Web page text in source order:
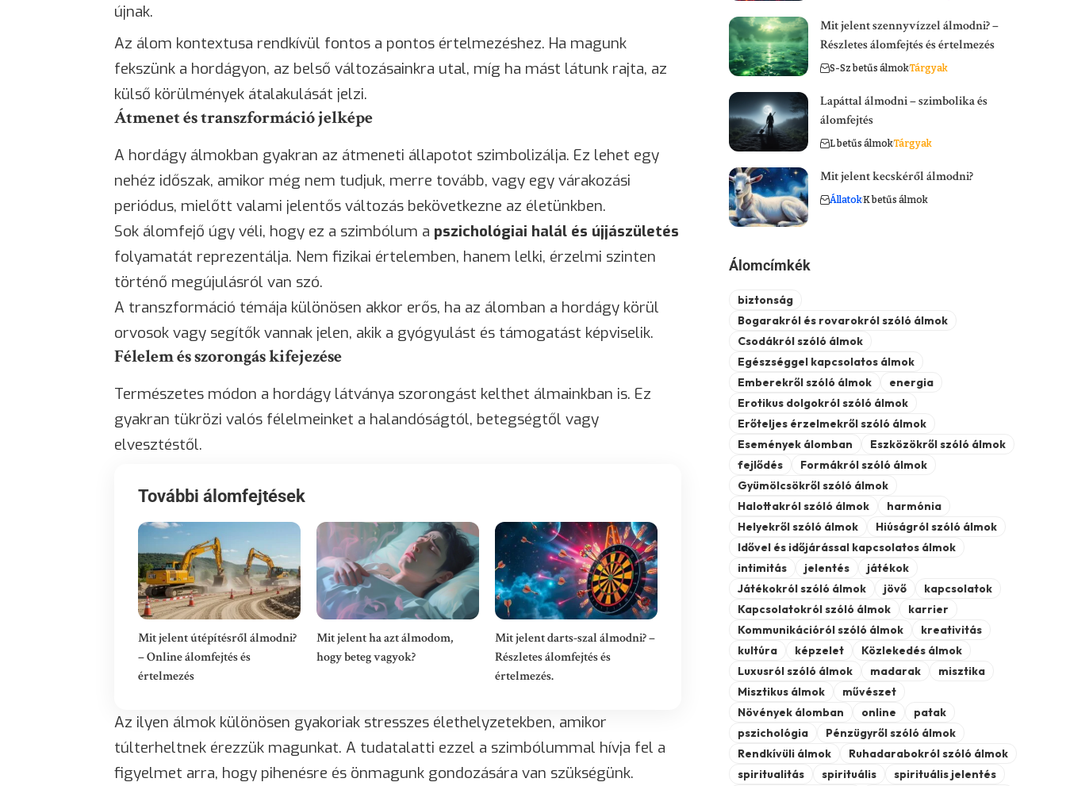
újnak.
Az álom kontextusa rendkívül fontos a pontos értelmezéshez. Ha magunk
fekszünk a hordágyon, az belső változásainkra utal, míg ha mást látunk rajta, az
külső körülmények átalakulását jelzi.
Átmenet és transzformáció jelképe
A hordágy álmokban gyakran az átmeneti állapotot szimbolizálja. Ez lehet egy
nehéz időszak, amikor még nem tudjuk, merre tovább, vagy egy várakozási
periódus, mielőtt valami jelentős változás bekövetkezne az életünkben.
Sok álomfejő úgy véli, hogy ez a szimbólum a pszichológiai halál és újjászületés
folyamatát reprezentálja. Nem fizikai értelemben, hanem lelki, érzelmi szinten
történő megújulásról van szó.
A transzformáció témája különösen akkor erős, ha az álomban a hordágy körül
orvosok vagy segítők vannak jelen, akik a gyógyulást és támogatást képviselik.
Félelem és szorongás kifejezése
Természetes módon a hordágy látványa szorongást kelthet álmainkban is. Ez
gyakran tükrözi valós félelmeinket a halandóságtól, betegségtől vagy
elvesztéstől.
További álomfejtések
Mit jelent útépítésről álmodni?
– Online álomfejtés és
értelmezés
Mit jelent ha azt álmodom,
hogy beteg vagyok?
Mit jelent darts-szal álmodni? –
Részletes álomfejtés és
értelmezés.
Az ilyen álmok különösen gyakoriak stresszes élethelyzetekben, amikor
túlterheltnek érezzük magunkat. A tudatalatti ezzel a szimbólummal hívja fel a
figyelmet arra, hogy pihenésre és önmagunk gondozására van szükségünk.
Mit jelent szennyvízzel álmodni? –
Részletes álomfejtés és értelmezés
S-Sz betűs álmokTárgyak
Lapáttal álmodni – szimbolika és
álomfejtés
L betűs álmokTárgyak
Mit jelent kecskéről álmodni?
ÁllatokK betűs álmok
Álomcímkék
biztonság
Bogarakról és rovarokról szóló álmok
Csodákról szóló álmok
Egészséggel kapcsolatos álmok
Emberekről szóló álmok
energia
Erotikus dolgokról szóló álmok
Erőteljes érzelmekről szóló álmok
Események álomban
Eszközökről szóló álmok
fejlődés
Formákról szóló álmok
Gyümölcsökről szóló álmok
Halottakról szóló álmok
harmónia
Helyekről szóló álmok
Hiúságról szóló álmok
Idővel és időjárással kapcsolatos álmok
intimitás
jelentés
játékok
Játékokról szóló álmok
jövő
kapcsolatok
Kapcsolatokról szóló álmok
karrier
Kommunikációról szóló álmok
kreativitás
kultúra
képzelet
Közlekedés álmok
Luxusról szóló álmok
madarak
misztika
Misztikus álmok
művészet
Növények álomban
online
patak
pszichológia
Pénzügyről szóló álmok
Rendkívüli álmok
Ruhadarabokról szóló álmok
spiritualitás
spirituális
spirituális jelentés